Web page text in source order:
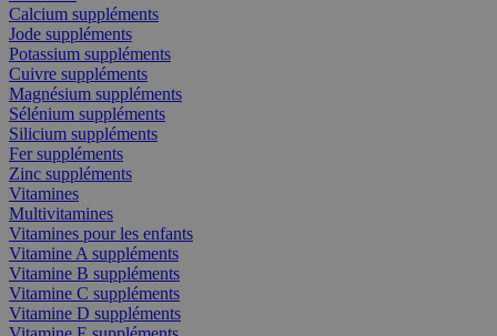
Calcium suppléments
Jode suppléments
Potassium suppléments
Cuivre suppléments
Magnésium suppléments
Sélénium suppléments
Silicium suppléments
Fer suppléments
Zinc suppléments
Vitamines
Multivitamines
Vitamines pour les enfants
Vitamine A suppléments
Vitamine B suppléments
Vitamine C suppléments
Vitamine D suppléments